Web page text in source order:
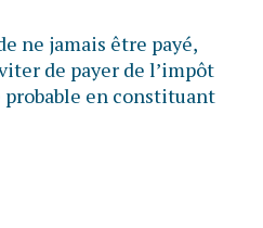
ne jamais être payé,
de payer de l’impôt
en constituant